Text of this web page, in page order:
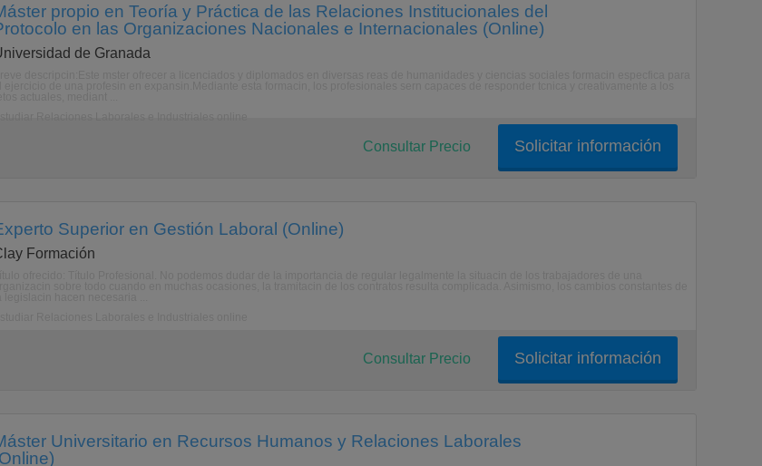
propio en Teoría y Práctica de las Relaciones Institucionales del
en las Organizaciones Nacionales e Internacionales (Online)
de Granada
Solicitar información
Consultar Precio
Superior en Gestión Laboral (Online)
Formación
Solicitar información
Consultar Precio
Universitario en Recursos Humanos y Relaciones Laborales